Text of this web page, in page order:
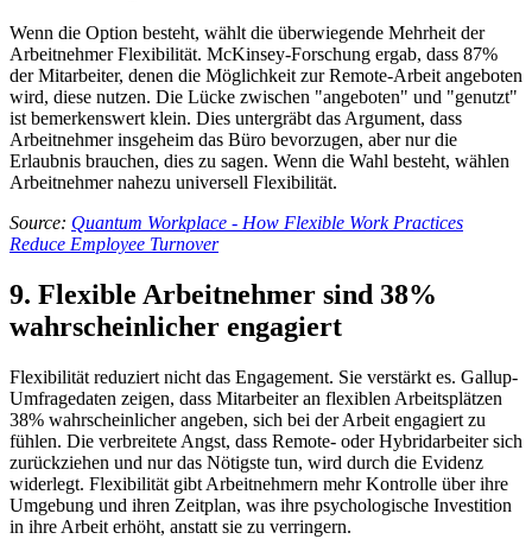
Wenn die Option besteht, wählt die überwiegende Mehrheit der
Arbeitnehmer Flexibilität. McKinsey-Forschung ergab, dass 87%
der Mitarbeiter, denen die Möglichkeit zur Remote-Arbeit angeboten
wird, diese nutzen. Die Lücke zwischen "angeboten" und "genutzt"
ist bemerkenswert klein. Dies untergräbt das Argument, dass
Arbeitnehmer insgeheim das Büro bevorzugen, aber nur die
Erlaubnis brauchen, dies zu sagen. Wenn die Wahl besteht, wählen
Arbeitnehmer nahezu universell Flexibilität.
Source: Quantum Workplace - How Flexible Work Practices
Reduce Employee Turnover
9. Flexible Arbeitnehmer sind 38%
wahrscheinlicher engagiert
Flexibilität reduziert nicht das Engagement. Sie verstärkt es. Gallup-
Umfragedaten zeigen, dass Mitarbeiter an flexiblen Arbeitsplätzen
38% wahrscheinlicher angeben, sich bei der Arbeit engagiert zu
fühlen. Die verbreitete Angst, dass Remote- oder Hybridarbeiter sich
zurückziehen und nur das Nötigste tun, wird durch die Evidenz
widerlegt. Flexibilität gibt Arbeitnehmern mehr Kontrolle über ihre
Umgebung und ihren Zeitplan, was ihre psychologische Investition
in ihre Arbeit erhöht, anstatt sie zu verringern.